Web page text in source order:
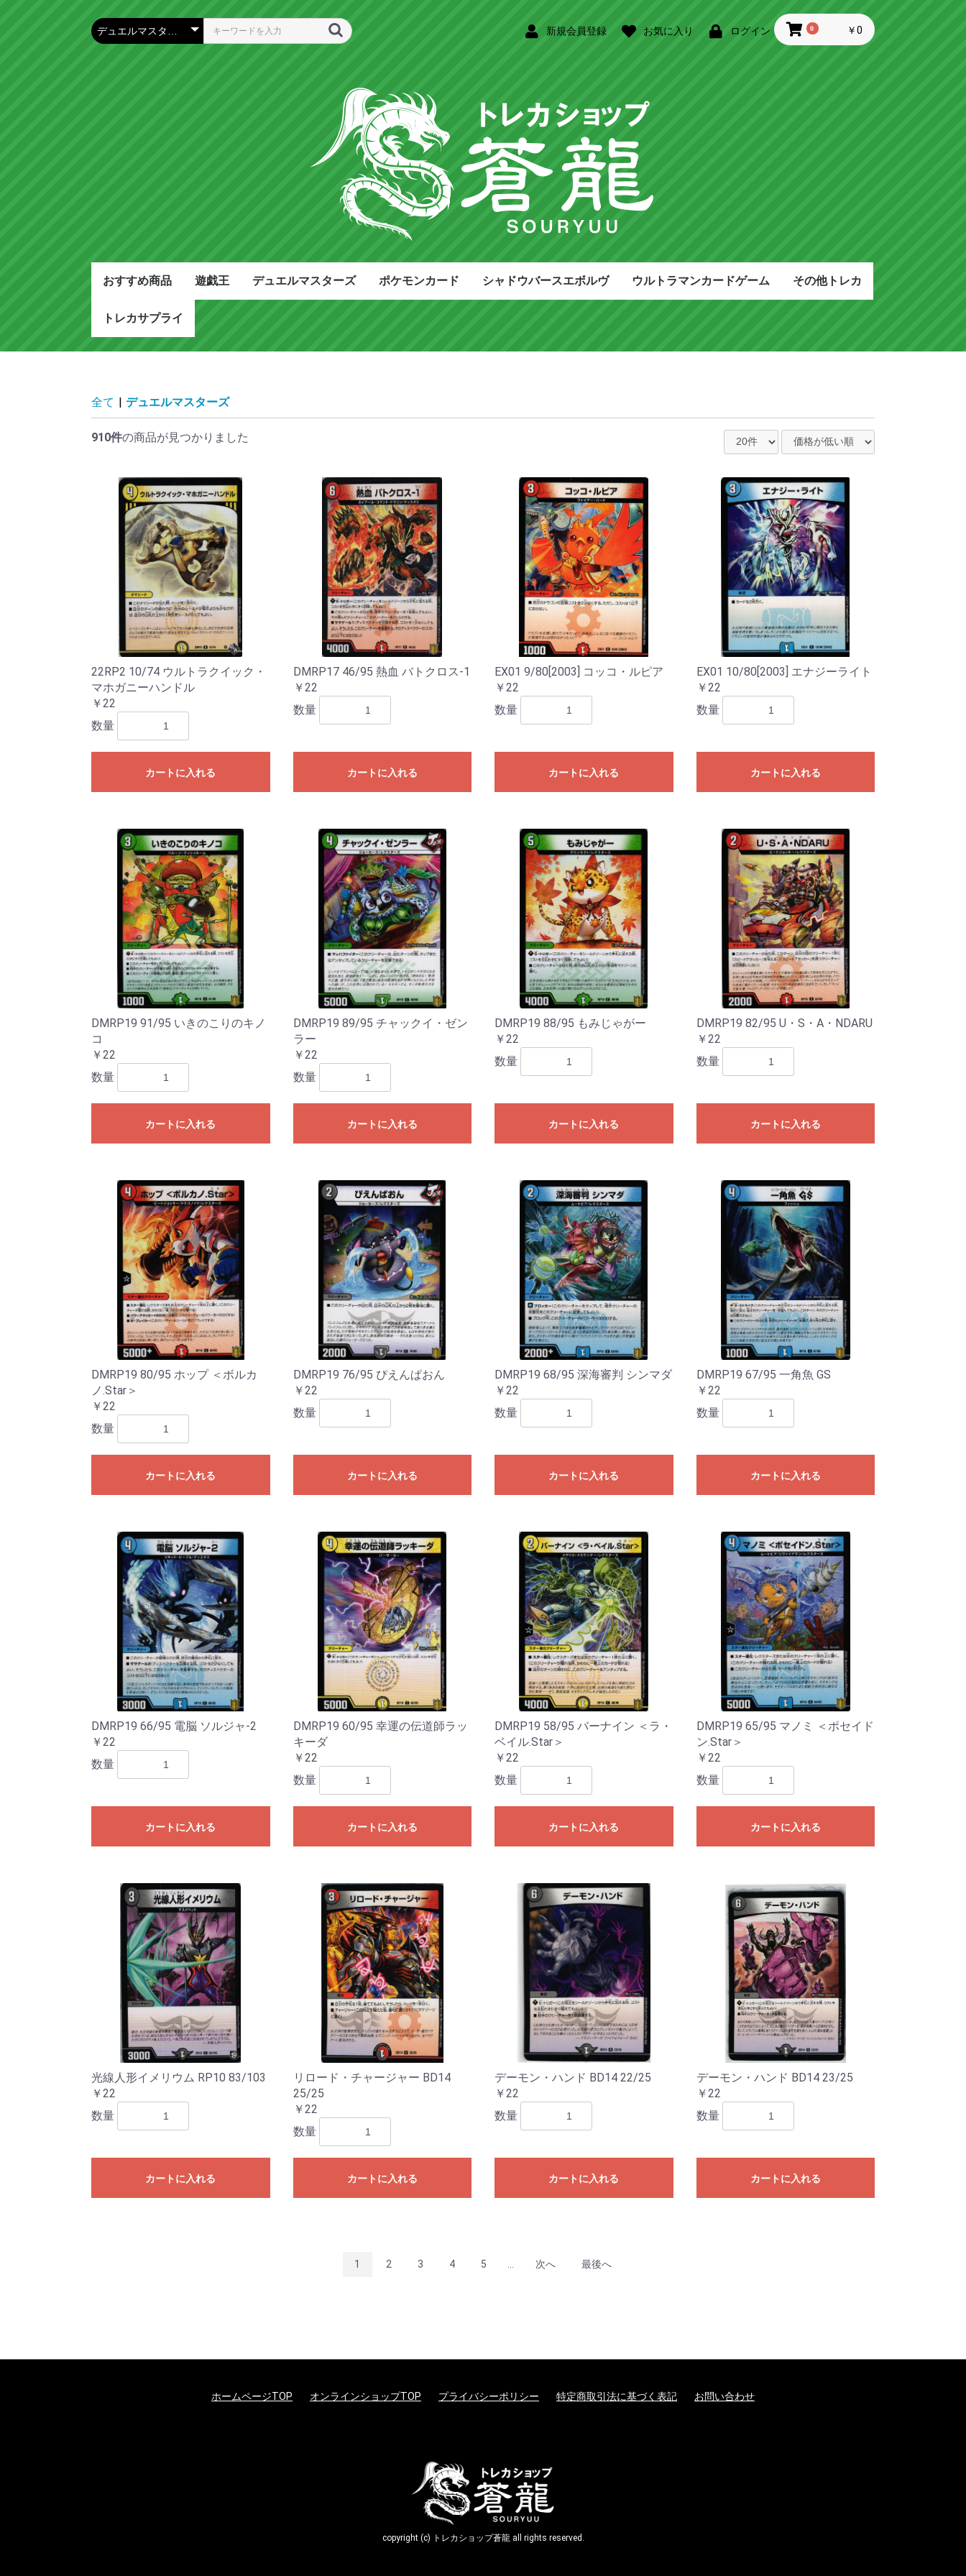
新規会員登録 お気に入り ログイン 0 ￥0
おすすめ商品 遊戯王 デュエルマスターズ ポケモンカード シャドウバースエボルヴ ウルトラマンカードゲーム その他トレカ
トレカサプライ
全て | デュエルマスターズ
910件の商品が見つかりました
22RP2 10/74 ウルトラクイック・
マホガニーハンドル
￥22
数量
カートに入れる
DMRP17 46/95 熱血 バトクロス-1
￥22
数量
カートに入れる
EX01 9/80[2003] コッコ・ルピア
￥22
数量
カートに入れる
EX01 10/80[2003] エナジーライト
￥22
数量
カートに入れる
DMRP19 91/95 いきのこりのキノ
コ
￥22
数量
カートに入れる
DMRP19 89/95 チャックイ・ゼン
ラー
￥22
数量
カートに入れる
DMRP19 88/95 もみじゃがー
￥22
数量
カートに入れる
DMRP19 82/95 U・S・A・NDARU
￥22
数量
カートに入れる
DMRP19 80/95 ホップ ＜ボルカ
ノ.Star＞
￥22
数量
カートに入れる
DMRP19 76/95 ぴえんぱおん
￥22
数量
カートに入れる
DMRP19 68/95 深海審判 シンマダ
￥22
数量
カートに入れる
DMRP19 67/95 一角魚 GS
￥22
数量
カートに入れる
DMRP19 66/95 電脳 ソルジャ-2
￥22
数量
カートに入れる
DMRP19 60/95 幸運の伝道師ラッ
キーダ
￥22
数量
カートに入れる
DMRP19 58/95 バーナイン ＜ラ・
ベイル.Star＞
￥22
数量
カートに入れる
DMRP19 65/95 マノミ ＜ポセイド
ン.Star＞
￥22
数量
カートに入れる
光線人形イメリウム RP10 83/103
￥22
数量
カートに入れる
リロード・チャージャー BD14
25/25
￥22
数量
カートに入れる
デーモン・ハンド BD14 22/25
￥22
数量
カートに入れる
デーモン・ハンド BD14 23/25
￥22
数量
カートに入れる
1 2 3 4 5 次へ 最後へ
ホームページTOP オンラインショップTOP プライバシーポリシー 特定商取引法に基づく表記 お問い合わせ
copyright (c) トレカショップ蒼龍 all rights reserved.